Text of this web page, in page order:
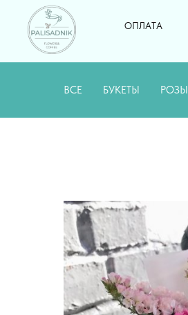
ОПЛАТА
ВСЕ БУКЕТЫ РОЗЫ